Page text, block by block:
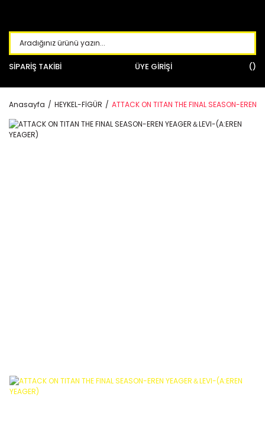
SİPARİŞ TAKİBİ ÜYE GİRİŞİ
Anasayfa HEYKEL-FİGÜR ATTACK ON TITAN THE FINAL SEASON-EREN